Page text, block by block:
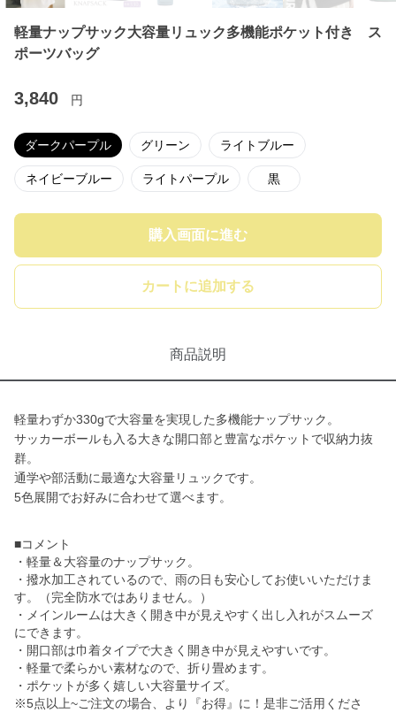
軽量ナップサック大容量リュック多機能ポケット付き ス
ポーツバッグ
3,840 円
ダークパープル グリーン ライトブルー
ネイビーブルー ライトパープル 黒
購入画面に進む
カートに追加する
商品説明
軽量わずか330gで大容量を実現した多機能ナップサック。
サッカーボールも入る大きな開口部と豊富なポケットで収納力抜
群。
通学や部活動に最適な大容量リュックです。
5色展開でお好みに合わせて選べます。
■コメント
・軽量＆大容量のナップサック。
・撥水加工されているので、雨の日も安心してお使いいただけま
す。（完全防水ではありません。）
・メインルームは大きく開き中が見えやすく出し入れがスムーズ
にできます。
・開口部は巾着タイプで大きく開き中が見えやすいです。
・軽量で柔らかい素材なので、折り畳めます。
・ポケットが多く嬉しい大容量サイズ。
※5点以上~ご注文の場合、より『お得』に！是非ご活用くださ